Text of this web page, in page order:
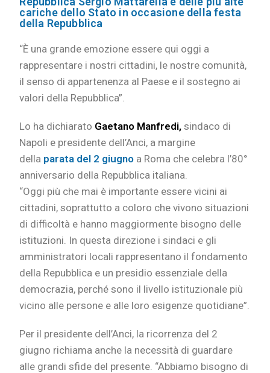
cariche dello Stato in occasione della festa
della Repubblica
“È una grande emozione essere qui oggi a
rappresentare i nostri cittadini, le nostre comunità,
il senso di appartenenza al Paese e il sostegno ai
valori della Repubblica”.
Lo ha dichiarato Gaetano Manfredi, sindaco di
Napoli e presidente dell’Anci, a margine
della parata del 2 giugno a Roma che celebra l’80°
anniversario della Repubblica italiana.
“Oggi più che mai è importante essere vicini ai
cittadini, soprattutto a coloro che vivono situazioni
di difficoltà e hanno maggiormente bisogno delle
istituzioni. In questa direzione i sindaci e gli
amministratori locali rappresentano il fondamento
della Repubblica e un presidio essenziale della
democrazia, perché sono il livello istituzionale più
vicino alle persone e alle loro esigenze quotidiane”.
Per il presidente dell’Anci, la ricorrenza del 2
giugno richiama anche la necessità di guardare
alle grandi sfide del presente. “Abbiamo bisogno di